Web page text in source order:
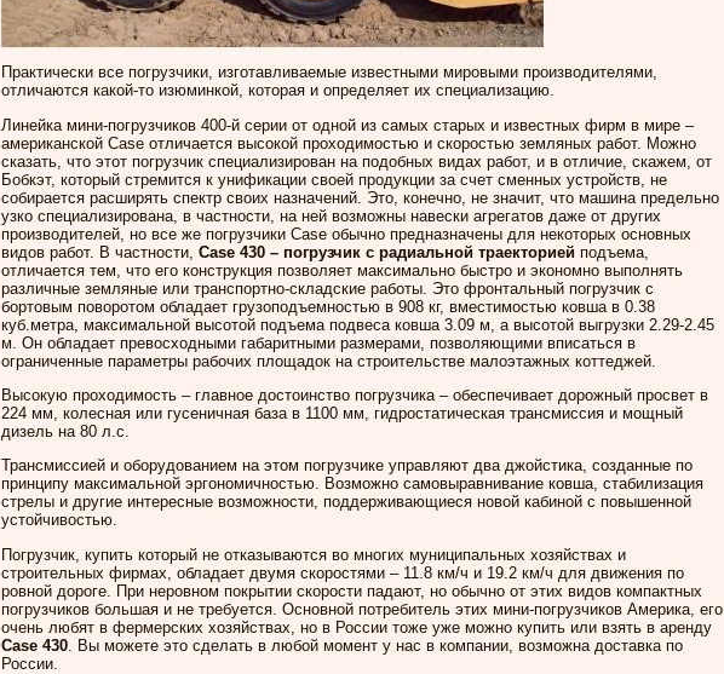
Практически все погрузчики, изготавливаемые известными мировыми производителями,
отличаются какой-то изюминкой, которая и определяет их специализацию.
Линейка мини-погрузчиков 400-й серии от одной из самых старых и известных фирм в мире –
американской Case отличается высокой проходимостью и скоростью земляных работ. Можно
сказать, что этот погрузчик специализирован на подобных видах работ, и в отличие, скажем, от
Бобкэт, который стремится к унификации своей продукции за счет сменных устройств, не
собирается расширять спектр своих назначений. Это, конечно, не значит, что машина предельно
узко специализирована, в частности, на ней возможны навески агрегатов даже от других
производителей, но все же погрузчики Case обычно предназначены для некоторых основных
видов работ. В частности, Case 430 – погрузчик с радиальной траекторией подъема,
отличается тем, что его конструкция позволяет максимально быстро и экономно выполнять
различные земляные или транспортно-складские работы. Это фронтальный погрузчик с
бортовым поворотом обладает грузоподъемностью в 908 кг, вместимостью ковша в 0.38
куб.метра, максимальной высотой подъема подвеса ковша 3.09 м, а высотой выгрузки 2.29-2.45
м. Он обладает превосходными габаритными размерами, позволяющими вписаться в
ограниченные параметры рабочих площадок на строительстве малоэтажных коттеджей.
Высокую проходимость – главное достоинство погрузчика – обеспечивает дорожный просвет в
224 мм, колесная или гусеничная база в 1100 мм, гидростатическая трансмиссия и мощный
дизель на 80 л.с.
Трансмиссией и оборудованием на этом погрузчике управляют два джойстика, созданные по
принципу максимальной эргономичностью. Возможно самовыравнивание ковша, стабилизация
стрелы и другие интересные возможности, поддерживающиеся новой кабиной с повышенной
устойчивостью.
Погрузчик, купить который не отказываются во многих муниципальных хозяйствах и
строительных фирмах, обладает двумя скоростями – 11.8 км/ч и 19.2 км/ч для движения по
ровной дороге. При неровном покрытии скорости падают, но обычно от этих видов компактных
погрузчиков большая и не требуется. Основной потребитель этих мини-погрузчиков Америка, его
очень любят в фермерских хозяйствах, но в России тоже уже можно купить или взять в аренду
Case 430 . Вы можете это сделать в любой момент у нас в компании, возможна доставка по
России.